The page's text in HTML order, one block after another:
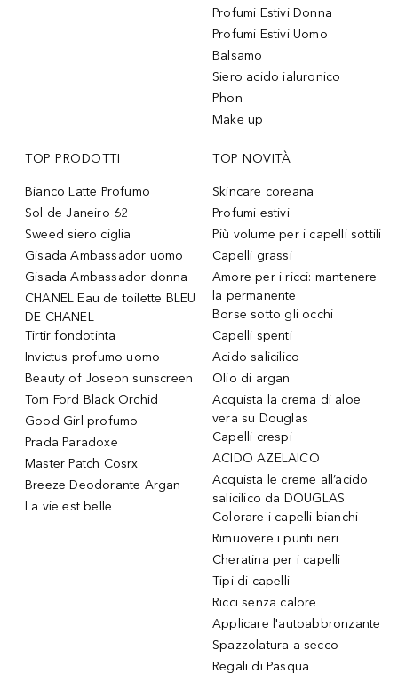
Profumi Estivi Donna
Profumi Estivi Uomo
Balsamo
Siero acido ialuronico
Phon
Make up
TOP PRODOTTI
Bianco Latte Profumo
Sol de Janeiro 62
Sweed siero ciglia
Gisada Ambassador uomo
Gisada Ambassador donna
CHANEL Eau de toilette BLEU
DE CHANEL
Tirtir fondotinta
Invictus profumo uomo
Beauty of Joseon sunscreen
Tom Ford Black Orchid
Good Girl profumo
Prada Paradoxe
Master Patch Cosrx
Breeze Deodorante Argan
La vie est belle
TOP NOVITÀ
Skincare coreana
Profumi estivi
Più volume per i capelli sottili
Capelli grassi
Amore per i ricci: mantenere
la permanente
Borse sotto gli occhi
Capelli spenti
Acido salicilico
Olio di argan
Acquista la crema di aloe
vera su Douglas
Capelli crespi
ACIDO AZELAICO
Acquista le creme all’acido
salicilico da DOUGLAS
Colorare i capelli bianchi
Rimuovere i punti neri
Cheratina per i capelli
Tipi di capelli
Ricci senza calore
Applicare l'autoabbronzante
Spazzolatura a secco
Regali di Pasqua